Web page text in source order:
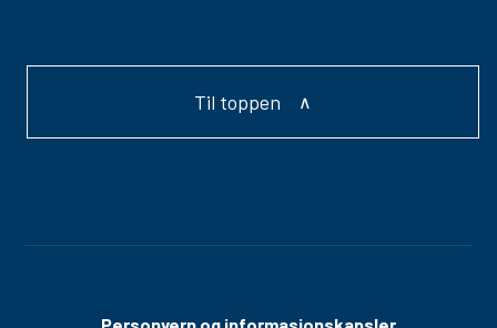
Til toppen